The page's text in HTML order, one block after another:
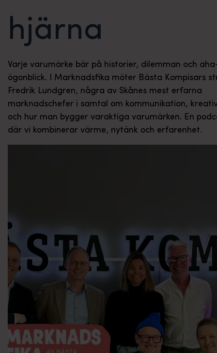
hjärna
Varje varumärke bär på historier, dilemman och
ögonblick. I Marknadsfika möter Bästa Kompisars
Fredrik Lundgren, några av Skånes mest erfarna
marknadschefer i samtal om kommunikation,
och hur man bygger varaktiga varumärken. En
där vi kombinerar värme, nytänk och erfarenhet.